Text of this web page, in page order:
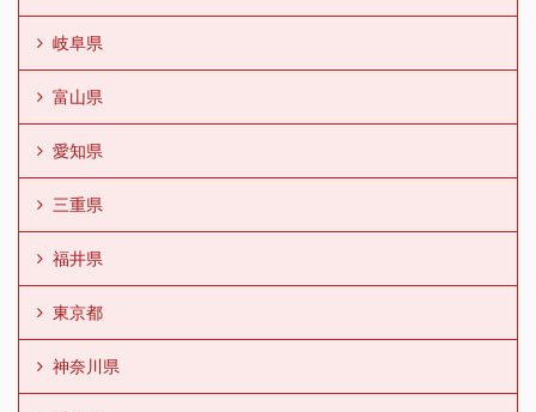
岐阜県
富山県
愛知県
三重県
福井県
東京都
神奈川県